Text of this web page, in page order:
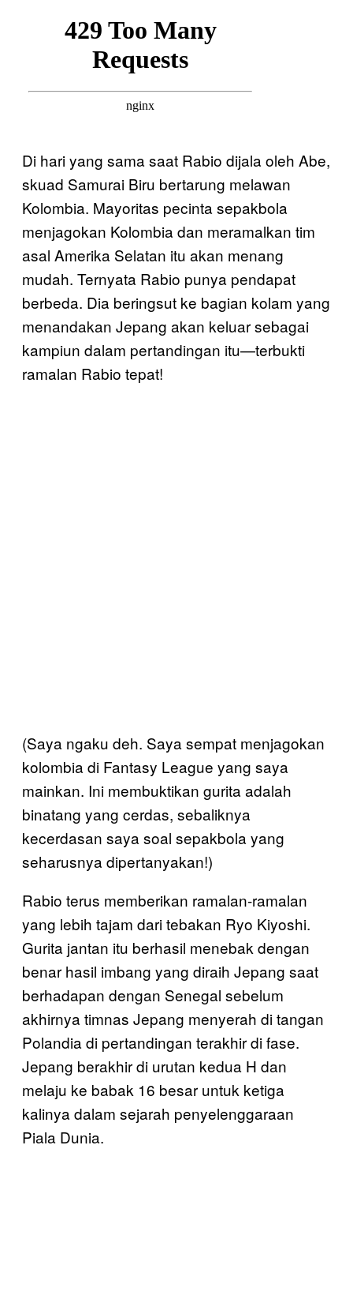
Di hari yang sama saat Rabio dijala oleh Abe,
skuad Samurai Biru bertarung melawan
Kolombia. Mayoritas pecinta sepakbola
menjagokan Kolombia dan meramalkan tim
asal Amerika Selatan itu akan menang
mudah. Ternyata Rabio punya pendapat
berbeda. Dia beringsut ke bagian kolam yang
menandakan Jepang akan keluar sebagai
kampiun dalam pertandingan itu—terbukti
ramalan Rabio tepat!
(Saya ngaku deh. Saya sempat menjagokan
kolombia di Fantasy League yang saya
mainkan. Ini membuktikan gurita adalah
binatang yang cerdas, sebaliknya
kecerdasan saya soal sepakbola yang
seharusnya dipertanyakan!)
Rabio terus memberikan ramalan-ramalan
yang lebih tajam dari tebakan Ryo Kiyoshi.
Gurita jantan itu berhasil menebak dengan
benar hasil imbang yang diraih Jepang saat
berhadapan dengan Senegal sebelum
akhirnya timnas Jepang menyerah di tangan
Polandia di pertandingan terakhir di fase.
Jepang berakhir di urutan kedua H dan
melaju ke babak 16 besar untuk ketiga
kalinya dalam sejarah penyelenggaraan
Piala Dunia.